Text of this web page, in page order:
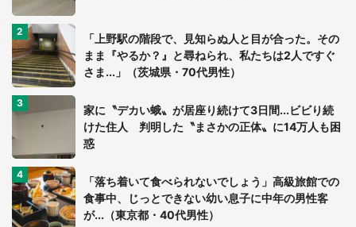
「上野駅の階段で、見知らぬ人と目が合った。その
まま『やるか？』と尋ねられ、私たちは2人ですぐ
さま...」（茨城県・70代男性）
家に〝デカい蛾〟が居座り続けて3日間...ビビり続
けた住人 判明した〝まさかの正体〟に14万人も困
惑
「落ち着いて食べられないでしょう」高級旅館での
食事中、じっとできない幼い息子に中年の男性客
が...（東京都・40代男性）